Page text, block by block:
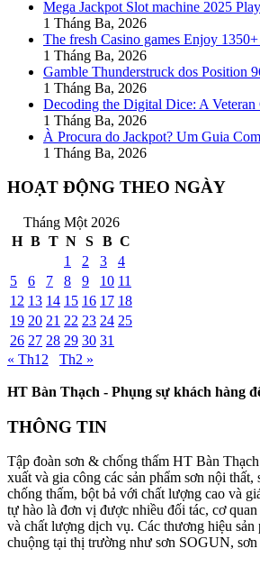
Mega Jackpot Slot machine 2025
1 Tháng Ba, 2026
The fresh Casino games Enjoy
1 Tháng Ba, 2026
Gamble Thunderstruck dos Position
1 Tháng Ba, 2026
Decoding the Digital Dice: A
1 Tháng Ba, 2026
À Procura do Jackpot? Um Guia
1 Tháng Ba, 2026
HOẠT ĐỘNG THEO NGÀY
Tháng Một 2026
H B T N S B C
1
2 3
4
5
6 7 8 9 10 11
12 13 14 15 16 17 18
19 20 21 22 23 24 25
26 27 28 29 30 31
« Th12
Th2 »
HT Bàn Thạch - Phụng sự khách hàng
THÔNG TIN
Tập đoàn sơn & chống thấm HT Bàn
xuất và gia công các sản phẩm sơn nội thất,
chống thấm, bột bả với chất lượng cao và
tự hào là đơn vị được nhiều đối tác, cơ
và chất lượng dịch vụ. Các thương hiệu sản
chuộng tại thị trường như sơn SOGUN,